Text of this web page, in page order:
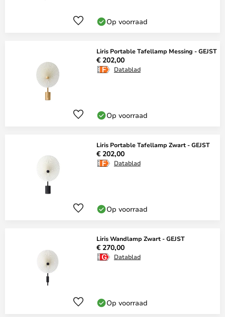
Op voorraad
Liris Portable Tafellamp Messing - GEJST
€ 202,00
Datablad
Op voorraad
Liris Portable Tafellamp Zwart - GEJST
€ 202,00
Datablad
Op voorraad
Liris Wandlamp Zwart - GEJST
€ 270,00
Datablad
Op voorraad